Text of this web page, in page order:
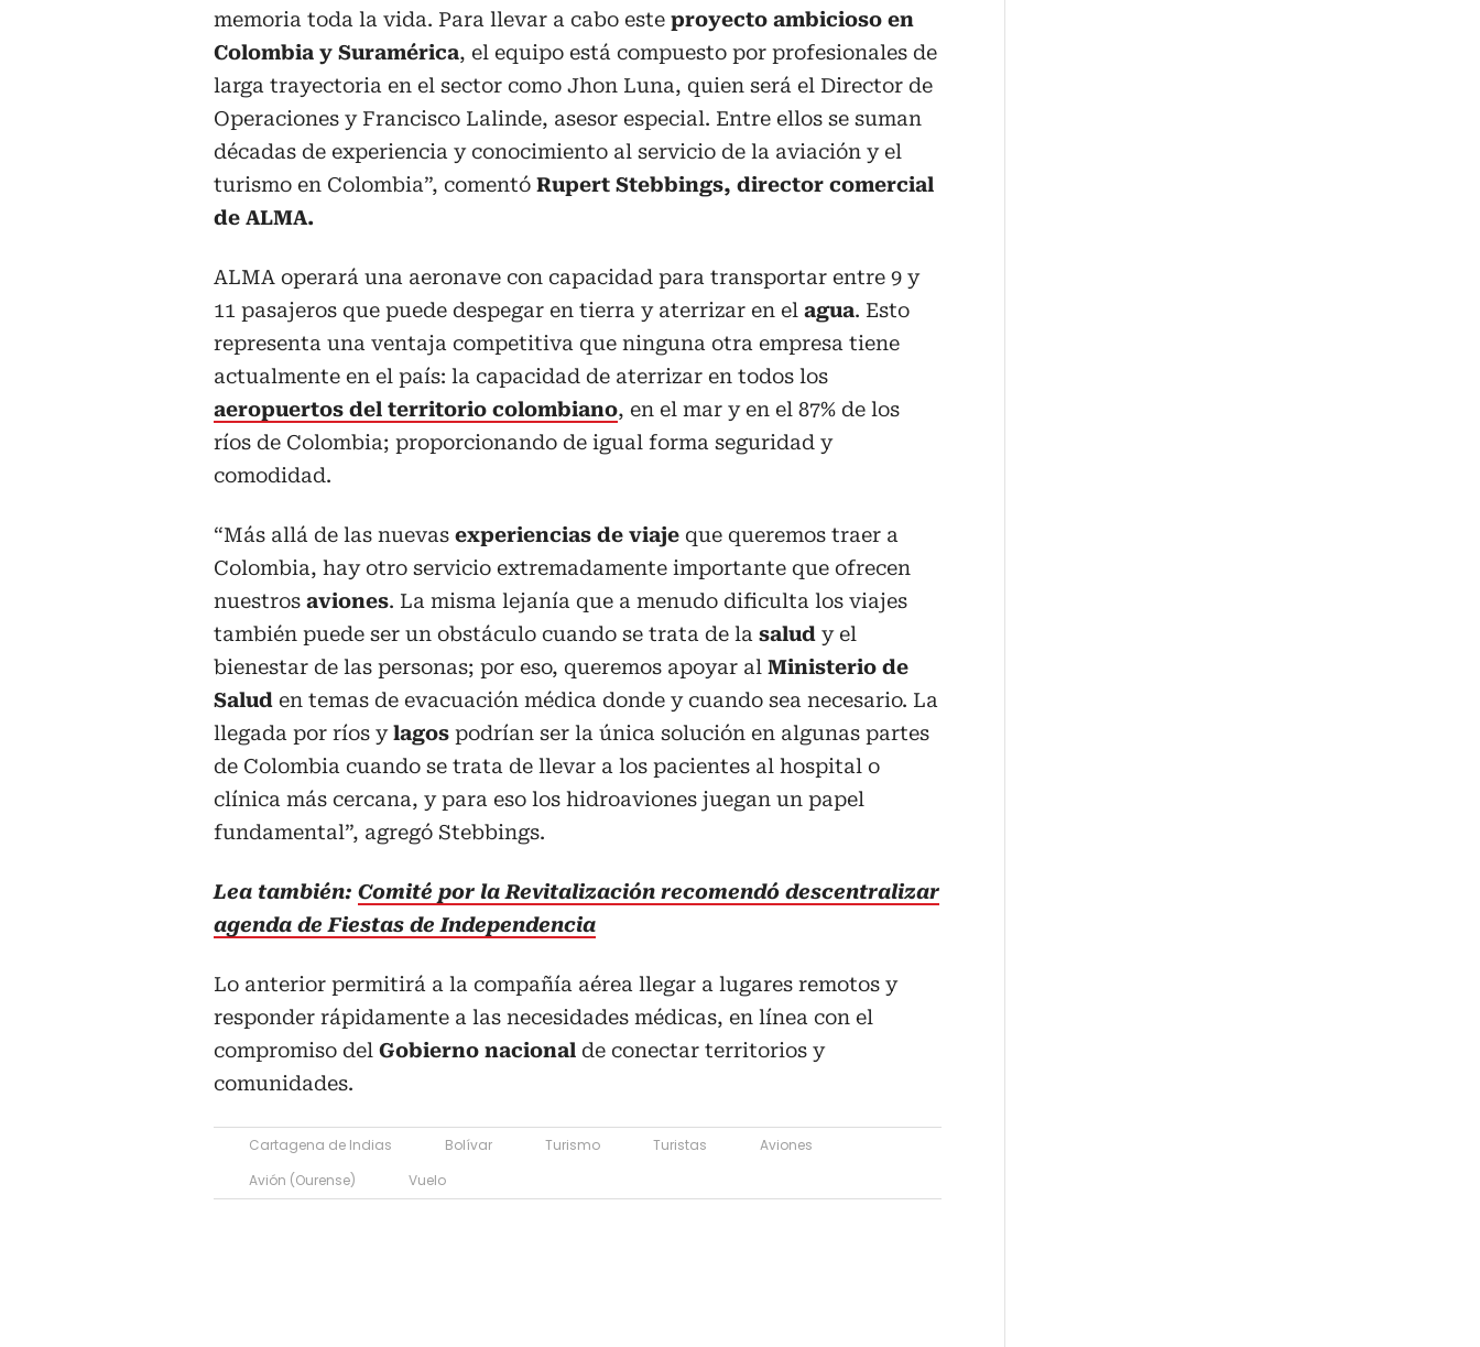
memoria toda la vida. Para llevar a cabo este proyecto ambicioso en
Colombia y Suramérica, el equipo está compuesto por profesionales de
larga trayectoria en el sector como Jhon Luna, quien será el Director de
Operaciones y Francisco Lalinde, asesor especial. Entre ellos se suman
décadas de experiencia y conocimiento al servicio de la aviación y el
turismo en Colombia”, comentó Rupert Stebbings, director comercial
de ALMA.
ALMA operará una aeronave con capacidad para transportar entre 9 y
11 pasajeros que puede despegar en tierra y aterrizar en el agua. Esto
representa una ventaja competitiva que ninguna otra empresa tiene
actualmente en el país: la capacidad de aterrizar en todos los
aeropuertos del territorio colombiano, en el mar y en el 87% de los
ríos de Colombia; proporcionando de igual forma seguridad y
comodidad.
“Más allá de las nuevas experiencias de viaje que queremos traer a
Colombia, hay otro servicio extremadamente importante que ofrecen
nuestros aviones. La misma lejanía que a menudo dificulta los viajes
también puede ser un obstáculo cuando se trata de la salud y el
bienestar de las personas; por eso, queremos apoyar al Ministerio de
Salud en temas de evacuación médica donde y cuando sea necesario. La
llegada por ríos ylagos podrían ser la única solución en algunas partes
de Colombia cuando se trata de llevar a los pacientes al hospital o
clínica más cercana, y para eso los hidroaviones juegan un papel
fundamental”, agregó Stebbings.
Lea también: Comité por la Revitalización recomendó descentralizar
agenda de Fiestas de Independencia
Lo anterior permitirá a la compañía aérea llegar a lugares remotos y
responder rápidamente a las necesidades médicas, en línea con el
compromiso del Gobierno nacional de conectar territorios y
comunidades.
Cartagena de Indias Bolívar Turismo Turistas
Aviones
Avión (Ourense)
Vuelo